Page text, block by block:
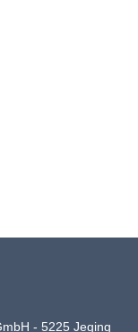
- 5225 Jeging